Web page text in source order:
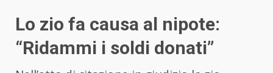
Lo zio fa causa al nipote:
“Ridammi i soldi donati”